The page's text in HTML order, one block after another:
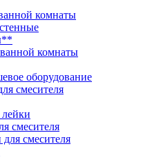
комнаты
комнаты
оборудование
смесителя
смесителя
смесителя